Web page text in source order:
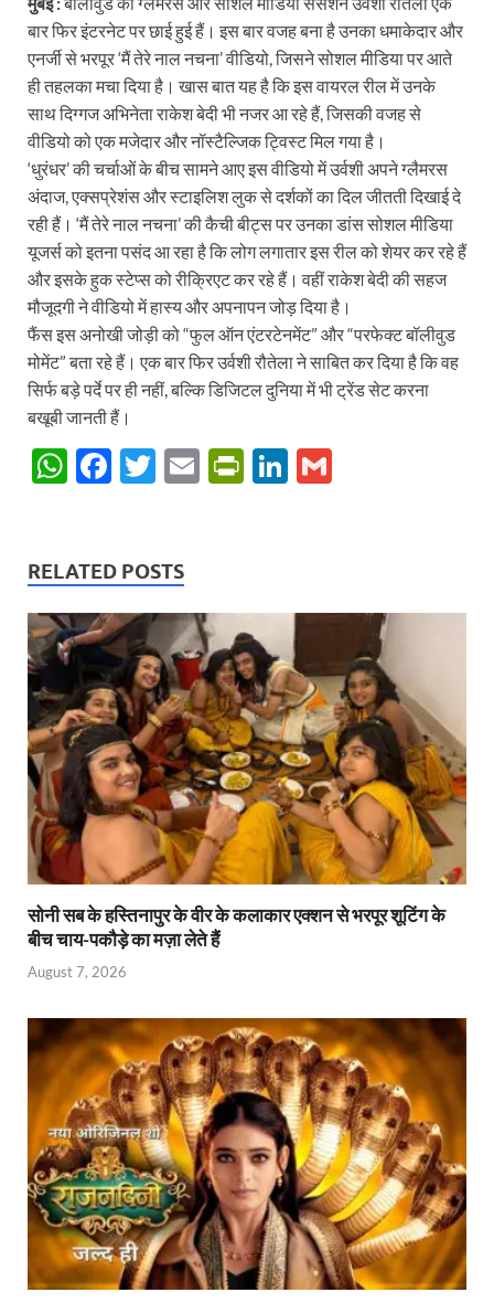
बार फिर इंटरनेट पर छाई हुई हैं। इस बार वजह बना है उनका धमाकेदार और
एनर्जी से भरपूर ‘मैं तेरे नाल नचना’ वीडियो, जिसने सोशल मीडिया पर आते
ही तहलका मचा दिया है। खास बात यह है कि इस वायरल रील में उनके
साथ दिग्गज अभिनेता राकेश बेदी भी नजर आ रहे हैं, जिसकी वजह से
वीडियो को एक मजेदार और नॉस्टैल्जिक ट्विस्ट मिल गया है।
‘धुरंधर’ की चर्चाओं के बीच सामने आए इस वीडियो में उर्वशी अपने ग्लैमरस
अंदाज, एक्सप्रेशंस और स्टाइलिश लुक से दर्शकों का दिल जीतती दिखाई दे
रही हैं। ‘मैं तेरे नाल नचना’ की कैची बीट्स पर उनका डांस सोशल मीडिया
यूजर्स को इतना पसंद आ रहा है कि लोग लगातार इस रील को शेयर कर रहे हैं
और इसके हुक स्टेप्स को रीक्रिएट कर रहे हैं। वहीं राकेश बेदी की सहज
मौजूदगी ने वीडियो में हास्य और अपनापन जोड़ दिया है।
फैंस इस अनोखी जोड़ी को “फुल ऑन एंटरटेनमेंट” और “परफेक्ट बॉलीवुड
मोमेंट” बता रहे हैं। एक बार फिर उर्वशी रौतेला ने साबित कर दिया है कि वह
सिर्फ बड़े पर्दे पर ही नहीं, बल्कि डिजिटल दुनिया में भी ट्रेंड सेट करना
बखूबी जानती हैं।
W
s
A
p
p
F
b
o
o
k
T
er
E
P
ie
n
dl
y
Li
dI
n
RELATED POSTS
सोनी सब के हस्तिनापुर के वीर के कलाकार एक्शन से भरपूर शूटिंग के
बीच चाय-पकौड़े का मज़ा लेते हैं
August 7, 2026